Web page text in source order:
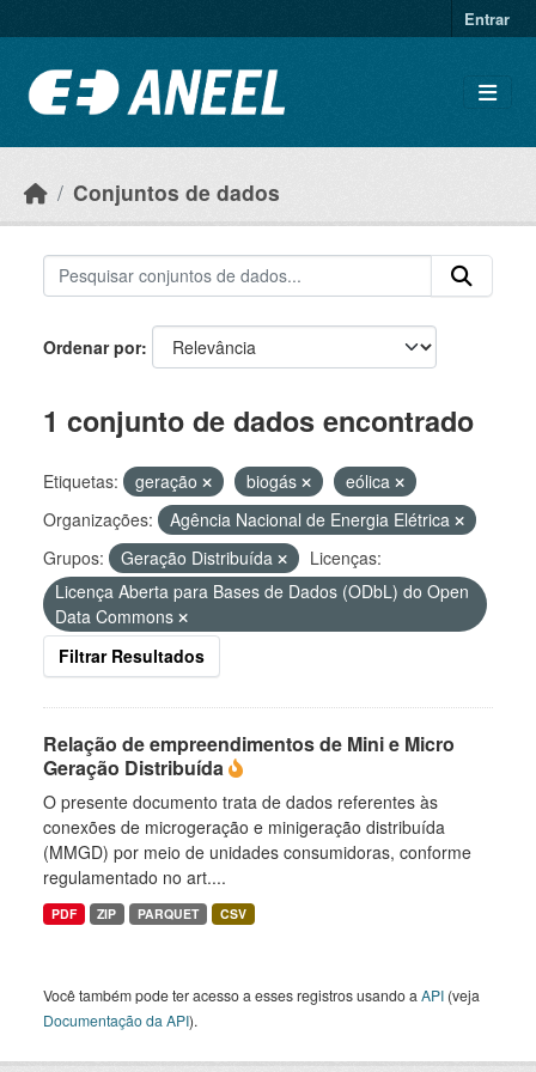
Entrar
Conjuntos de dados
Ordenar por
1 conjunto de dados encontrado
Etiquetas: geração biogás
eólica
Organizações:
Agência Nacional de Energia Elétrica
Grupos:
Geração Distribuída
Licenças:
Licença Aberta para Bases de Dados (ODbL) do Open
Data Commons
Filtrar Resultados
Relação de empreendimentos de Mini e Micro
Geração Distribuída
O presente documento trata de dados referentes às
conexões de microgeração e minigeração distribuída
(MMGD) por meio de unidades consumidoras, conforme
regulamentado no art....
PDF ZIP PARQUET CSV
Você também pode ter acesso a esses registros usando a API (veja
Documentação da API).